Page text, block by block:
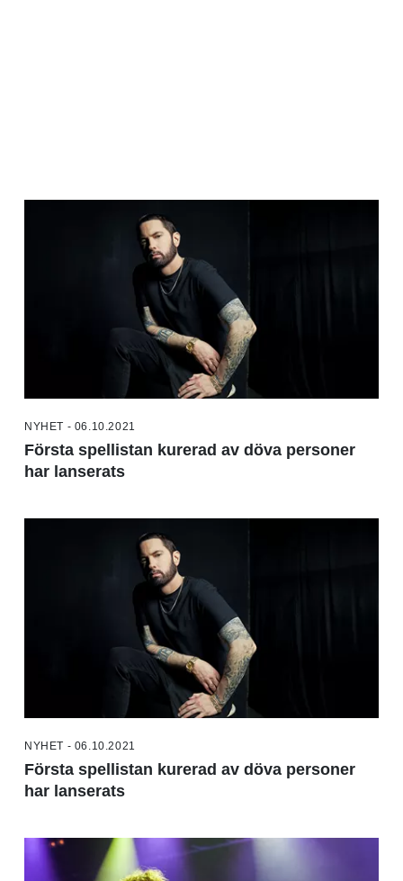
NYHET - 06.10.2021
Första spellistan kurerad av döva personer
har lanserats
NYHET - 06.10.2021
Första spellistan kurerad av döva personer
har lanserats